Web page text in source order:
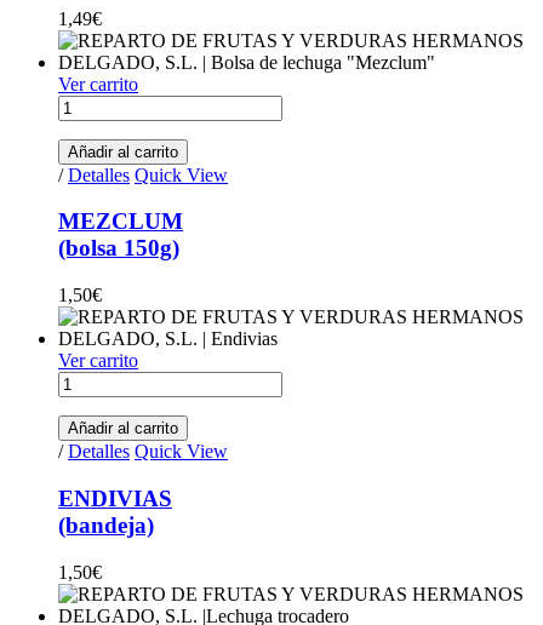
1,49€
Ver carrito
MEZCLUM (bolsa 150g) quantity
Añadir al carrito
/ Detalles Quick View
MEZCLUM
(bolsa 150g)
1,50€
Ver carrito
ENDIVIAS(bandeja) quantity
Añadir al carrito
/ Detalles Quick View
ENDIVIAS
(bandeja)
1,50€